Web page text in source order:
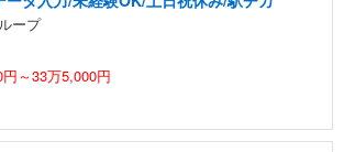
ープ
～33万5,000円